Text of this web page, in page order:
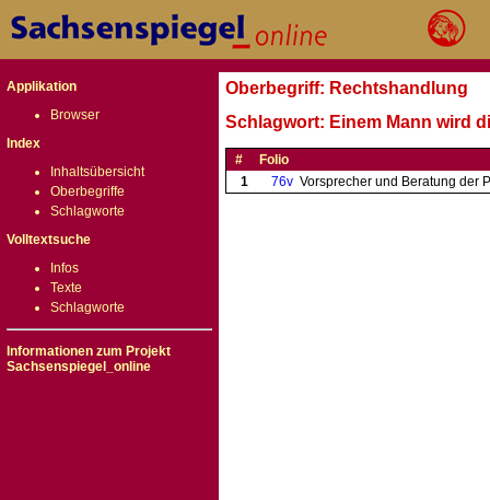
Applikation
Browser
Index
Inhaltsübersicht
Oberbegriffe
Schlagworte
Volltextsuche
Infos
Texte
Schlagworte
Informationen zum Projekt
Sachsenspiegel_online
Oberbegriff: Rechtshandlung
Schlagwort: Einem Mann wird
#
Folio
1
76v Vorsprecher und Beratung der